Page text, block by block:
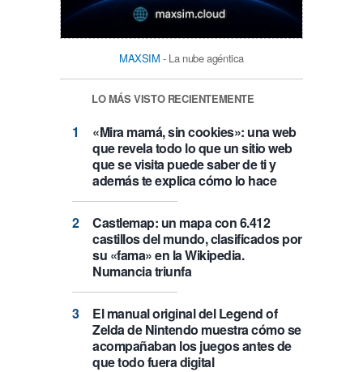
MAXSIM - La nube agéntica
LO MÁS VISTO RECIENTEMENTE
«Mira mamá, sin cookies»: una web
que revela todo lo que un sitio web
que se visita puede saber de ti y
además te explica cómo lo hace
Castlemap: un mapa con 6.412
castillos del mundo, clasificados por
su «fama» en la Wikipedia.
Numancia triunfa
El manual original del Legend of
Zelda de Nintendo muestra cómo se
acompañaban los juegos antes de
que todo fuera digital